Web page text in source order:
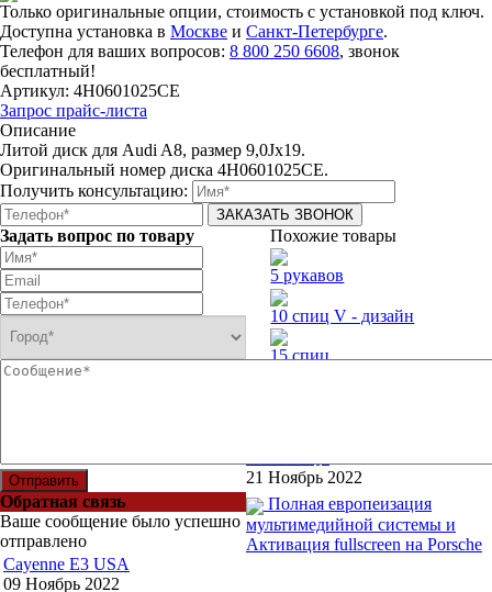
Только оригинальные опции, стоимость с установкой под ключ.
Доступна установка в Москве и Санкт-Петербурге.
Телефон для ваших вопросов: 8 800 250 6608, звонок
бесплатный!
Артикул: 4H0601025CE
Запрос прайс-листа
Описание
Литой диск для Audi A8, размер 9,0Jx19.
Оригинальный номер диска 4H0601025CE.
Получить консультацию:
Задать вопрос по товару
Отправить
Обратная связь
Ваше сообщение было успешно
отправлено
Похожие товары
5 рукавов
10 спиц V - дизайн
15 спиц
21 Ноябрь 2022
Полная европеизация
мультимедийной системы и
Активация fullscreen на Porsche
Cayenne E3 USA
09 Ноябрь 2022